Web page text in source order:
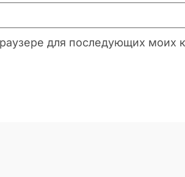
для последующих моих